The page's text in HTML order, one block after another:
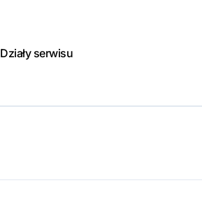
Działy serwisu